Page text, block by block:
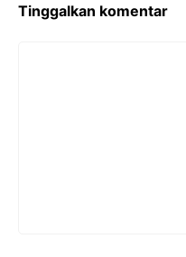
Tinggalkan komentar